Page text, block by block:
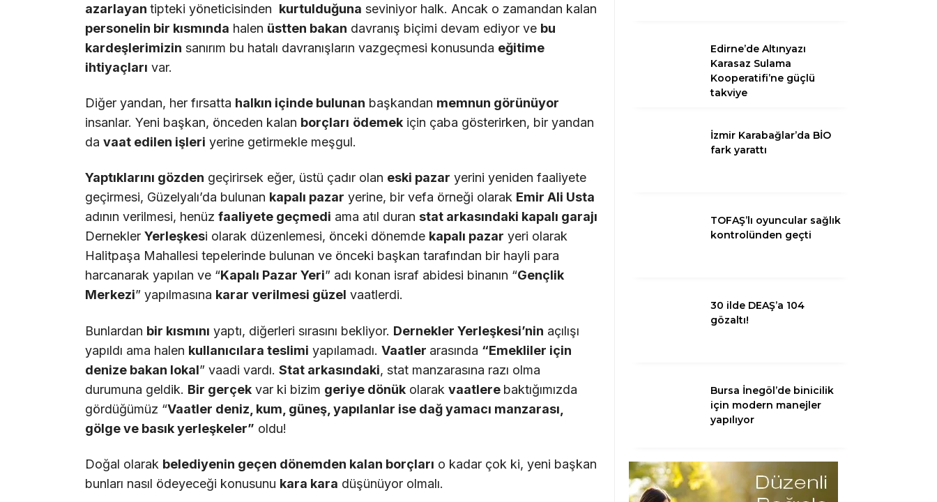
azarlayan tipteki yöneticisinden kurtulduğuna seviniyor halk. Ancak o zamandan kalan
personelin bir kısmında halen üstten bakan davranış biçimi devam ediyor ve bu
kardeşlerimizin sanırım bu hatalı davranışların vazgeçmesi konusunda eğitime
ihtiyaçları var.
Diğer yandan, her fırsatta halkın içinde bulunan başkandan memnun görünüyor
insanlar. Yeni başkan, önceden kalan borçları ödemek için çaba gösterirken, bir yandan
da vaat edilen işleri yerine getirmekle meşgul.
Yaptıklarını gözden geçirirsek eğer, üstü çadır olan eski pazar yerini yeniden faaliyete
geçirmesi, Güzelyalı’da bulunan kapalı pazar yerine, bir vefa örneği olarak Emir Ali Usta
adının verilmesi, henüz faaliyete geçmedi ama atıl duran stat arkasındaki kapalı garajı
Dernekler Yerleşkesi olarak düzenlemesi, önceki dönemde kapalı pazar yeri olarak
Halitpaşa Mahallesi tepelerinde bulunan ve önceki başkan tarafından bir hayli para
harcanarak yapılan ve “Kapalı Pazar Yeri” adı konan israf abidesi binanın “Gençlik
Merkezi” yapılmasına karar verilmesi güzel vaatlerdi.
Bunlardan bir kısmını yaptı, diğerleri sırasını bekliyor. Dernekler Yerleşkesi’nin açılışı
yapıldı ama halen kullanıcılara teslimi yapılamadı. Vaatler arasında “Emekliler için
denize bakan lokal” vaadi vardı. Stat arkasındaki, stat manzarasına razı olma
durumuna geldik. Bir gerçek var ki bizim geriye dönük olarak vaatlere baktığımızda
gördüğümüz “Vaatler deniz, kum, güneş , yapılanlar ise dağyamacı manzarası
gölge ve basık yerleşkeler” oldu!
Doğal olarak belediyenin geçen dönemden kalan borçları o kadar çok ki, yeni başkan
bunları nasıl ödeyeceği konusunu kara kara düşünüyor olmalı.
Edirne’de Altınyazı
Karasaz Sulama
Kooperatifi’ne güçlü
takviye
İzmir Karabağlar’da BİO
fark yarattı
TOFAŞ’lı oyuncular sağlık
kontrolünden geçti
30 ilde DEAŞ’a 104
gözaltı!
Bursa İnegöl’de binicilik
için modern manejler
yapılıyor